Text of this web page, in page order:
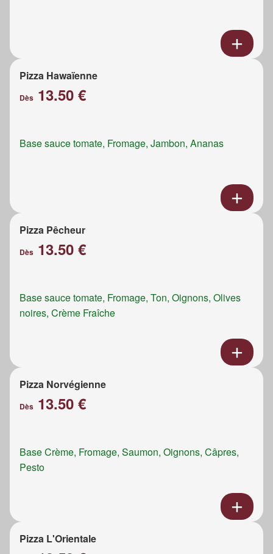
Pizza Hawaïenne
Dès 13.50 €
Base sauce tomate, Fromage, Jambon, Ananas
Pizza Pêcheur
Dès 13.50 €
Base sauce tomate, Fromage, Ton, Oignons, Olives
noires, Crème Fraîche
Pizza Norvégienne
Dès 13.50 €
Base Crème, Fromage, Saumon, Oignons, Câpres,
Pesto
Pizza L'Orientale